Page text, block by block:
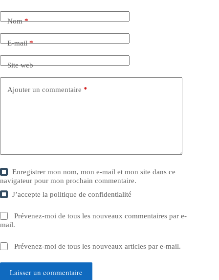
Nom*
E-mail*
Site web
Ajouter un commentaire *
Enregistrer mon nom, mon e-mail et mon site dans ce
navigateur pour mon prochain commentaire.
J’accepte lapolitique de confidentialité
Prévenez-moi de tous les nouveaux commentaires par e-
mail.
Prévenez-moi de tous les nouveaux articles par e-mail.
Laisser un commentaire